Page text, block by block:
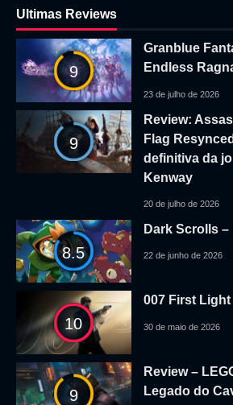
Ultimas Reviews
9
Granblue
Endless
23 de julho de 2026
9
Review:
Flag
definitiva da
Kenway
20 de julho de 2026
8.5
Dark Scrolls –
22 de junho de 2026
10
007 First Light
30 de maio de 2026
9
Review –
Legado do